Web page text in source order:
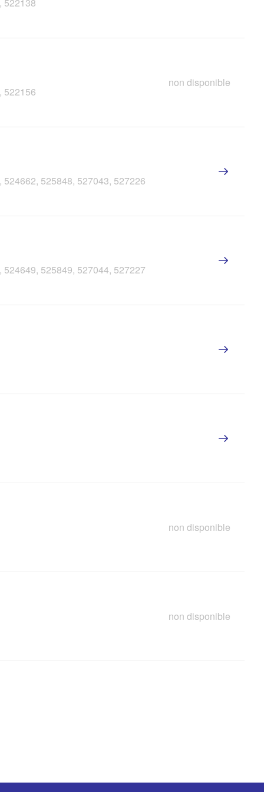
522156
non disponible
525848, 527043, 527226
525849, 527044, 527227
non disponible
non disponible